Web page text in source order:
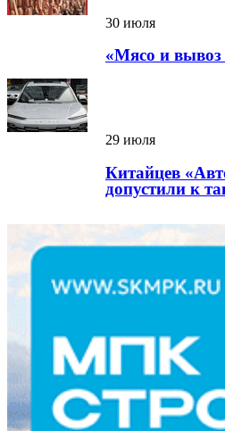
30 июля
«Мясо и вывоз
29 июля
Китайцев
допустили к